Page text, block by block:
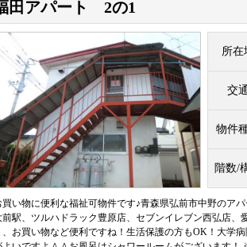
田アパート 2の1
所在
交通
物件
階数/
買い物に便利な福祉可物件です♪青森県弘前市中野のア
前駅、ツルハドラック豊原店、セブンイレブン西弘店
、お買い物など便利ですね！生活保護の方もOK！大学